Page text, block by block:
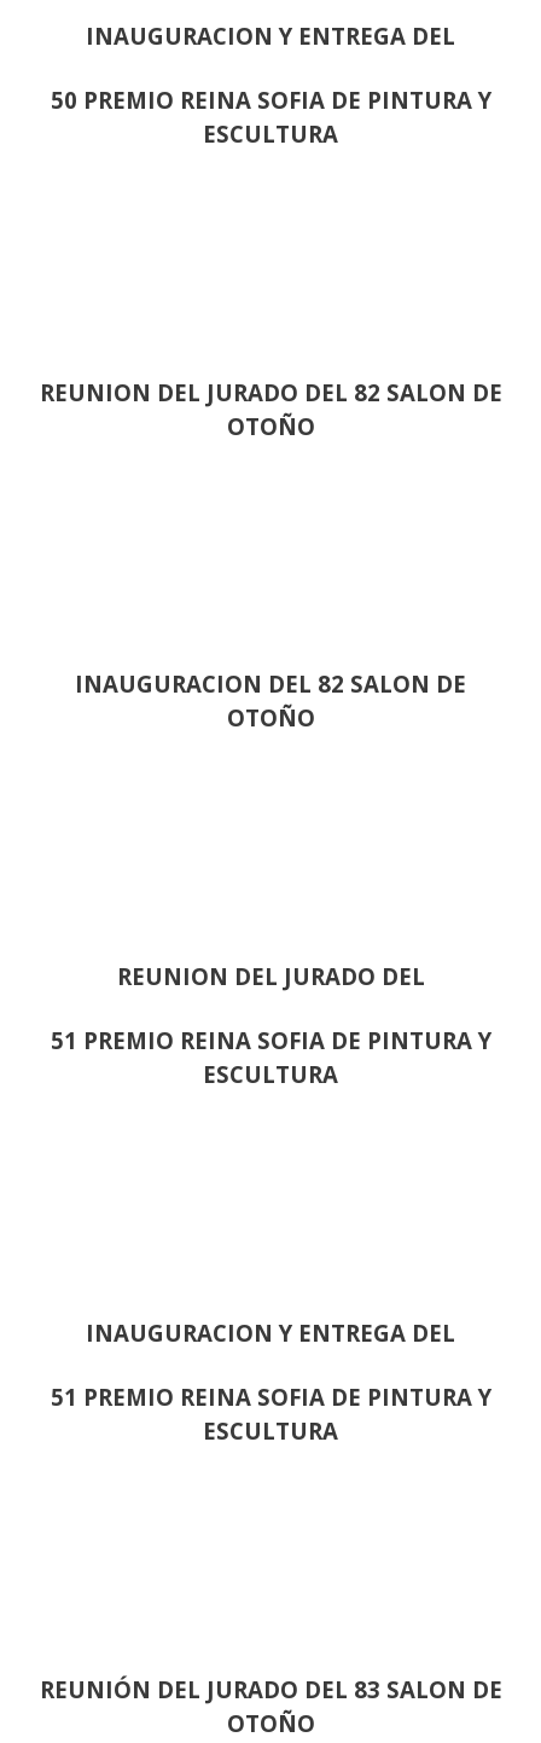
INAUGURACION Y ENTREGA DEL
50 PREMIO REINA SOFIA DE PINTURA Y
ESCULTURA
REUNION DEL JURADO DEL 82 SALON DE
OTOÑO
INAUGURACION DEL 82 SALON DE
OTOÑO
REUNION DEL JURADO DEL
51 PREMIO REINA SOFIA DE PINTURA Y
ESCULTURA
INAUGURACION Y ENTREGA DEL
51 PREMIO REINA SOFIA DE PINTURA Y
ESCULTURA
REUNIÓN DEL JURADO DEL 83 SALON DE
OTOÑO